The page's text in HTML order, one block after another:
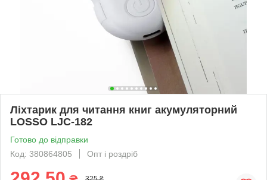
Ліхтарик для читання книг акумуляторний
LOSSO LJC-182
Готово до відправки
Код: 380864805
Опт і роздріб